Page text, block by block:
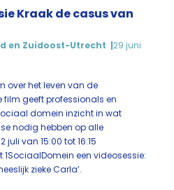
Kraak de casus van
en Zuidoost-Utrecht
29 juni
over het leven van de
film geeft professionals en
domein inzicht in wat
nodig hebben op alle
van 15:00 tot 16:15
een videosessie:
zieke Carla’.